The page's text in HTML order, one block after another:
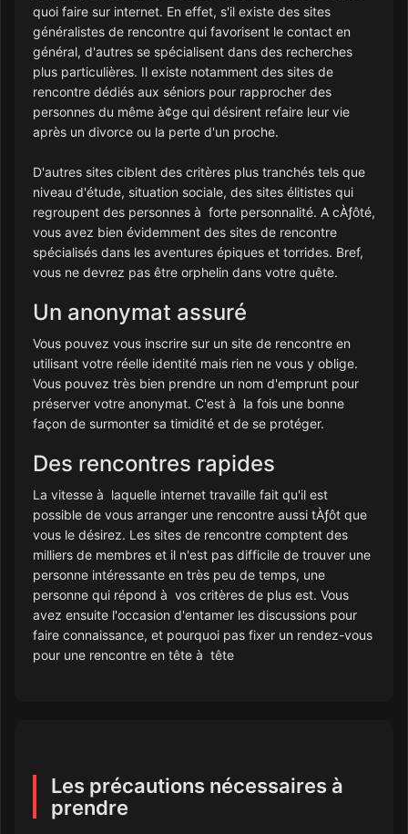
quoi faire sur internet. En effet, s'il existe des sites
généralistes de rencontre qui favorisent le contact en
général, d'autres se spécialisent dans des recherches
plus particulières. Il existe notamment des sites de
rencontre dédiés aux séniors pour rapprocher des
personnes du même à¢ge qui désirent refaire leur vie
après un divorce ou la perte d'un proche.
D'autres sites ciblent des critères plus tranchés tels que
niveau d'étude, situation sociale, des sites élitistes qui
regroupent des personnes à forte personnalité. A cÀƒôté,
vous avez bien évidemment des sites de rencontre
spécialisés dans les aventures épiques et torrides. Bref,
vous ne devrez pas être orphelin dans votre quête.
Un anonymat assuré
Vous pouvez vous inscrire sur un site de rencontre en
utilisant votre réelle identité mais rien ne vous y oblige.
Vous pouvez très bien prendre un nom d'emprunt pour
préserver votre anonymat. C'est à la fois une bonne
façon de surmonter sa timidité et de se protéger.
Des rencontres rapides
La vitesse à laquelle internet travaille fait qu'il est
possible de vous arranger une rencontre aussi tÀƒôt que
vous le désirez. Les sites de rencontre comptent des
milliers de membres et il n'est pas difficile de trouver une
personne intéressante en très peu de temps, une
personne qui répond à vos critères de plus est. Vous
avez ensuite l'occasion d'entamer les discussions pour
faire connaissance, et pourquoi pas fixer un rendez-vous
pour une rencontre en tête à tête
Les précautions nécessaires à
prendre